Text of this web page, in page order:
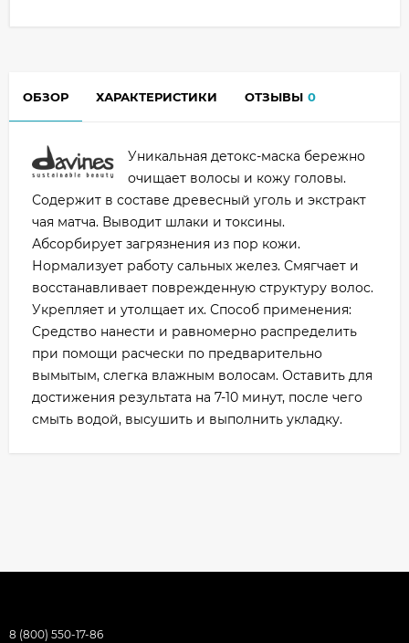
ОБЗОР ХАРАКТЕРИСТИКИ ОТЗЫВЫ 0
Уникальная детокс-маска бережно
очищает волосы и кожу головы.
Содержит в составе древесный уголь и экстракт
чая матча. Выводит шлаки и токсины.
Абсорбирует загрязнения из пор кожи.
Нормализует работу сальных желез. Смягчает и
восстанавливает поврежденную структуру волос.
Укрепляет и утолщает их. Способ применения:
Средство нанести и равномерно распределить
при помощи расчески по предварительно
вымытым, слегка влажным волосам. Оставить для
достижения результата на 7-10 минут, после чего
смыть водой, высушить и выполнить укладку.
8 (800) 550-17-86